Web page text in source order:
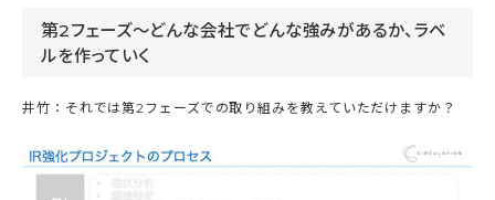
第2フェーズ～どんな会社でどんな強みがあるか、ラベ
ルを作っていく
井竹：それでは第2フェーズでの取り組みを教えていただけますか？